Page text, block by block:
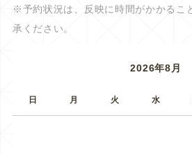
※予約状況は、反映に時間がかかるこ
承ください。
2026年8月
日 月 火 水